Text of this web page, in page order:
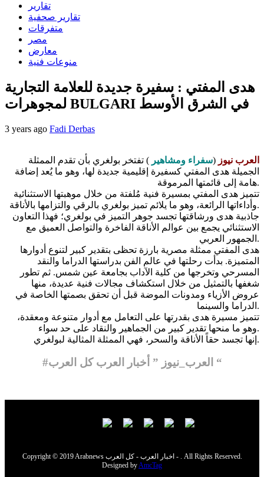
تقارير
تقارير صحفية
متفرقات
مصر
معارض
منوعات فنية
هدى المفتي : سفيرة جديدة للعلامة التجارية
لمجوهرات BULGARI في الشرق الأوسط
3 years ago Fadi Derbas
العرب نيوز (سفراء ومشاهير ) تفتخر بولغري بأن تقدم الممثلة
الجميلة هدى المفتي كسفيرة إقليمية جديدة لها، وهو ما يُعد إضافة
هامة إلى قائمتها المرموقة.
تتميز هدى المفتي بمسيرة فنية مُلفتة من خلال موهبتها الاستثنائية
وأداءاتها الرائعة، وهو ما يلائم تميز بولغري بالرقي والتزامها بالأناقة.
جاذبية هدى ورشاقتها تجسد جوهر التميز في بولغري؛ فهذا التعاون
الاستثنائي يجمع بين عوالم الأناقة الفاخرة والتواصل العميق مع
الجمهور العربي.
هدى المفتي ممثلة مصرية بارزة تحظى بتقدير كبير لتنوع أدوارها
المتميزة. بدأت رحلتها في عالم الفن بدراستها الدراما والنقد
المسرحي وتخرجها من كلية الآداب بجامعة عين شمس. ثم تطور
شغفها بالتمثيل من خلال استكشاف مجالات فنية عديدة، منها
عروض الأزياء ومدونات الموضة قبل أن تحقق بصمتها الخاصة في
الدراما والسينما.
تتميز مسيرة هدى بقدرتها على التعامل مع أدوار متنوعة ومعقدة،
وهو ما منحها تقدير كبير من الجماهير والنقاد على حد سواء.
إنها تجسد حقاً الأناقة والسحر، فهي الممثلة المثالية لبولغري.
#العرب_نيوز ” أخبار العرب كل العرب “
Copyright © 2019 Arabnews اخبار العرب - كل العرب - . All Rights Reserved.
Designed byAmcTag